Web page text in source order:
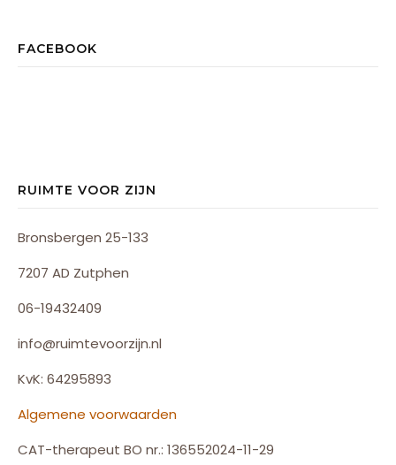
FACEBOOK
RUIMTE VOOR ZIJN
Bronsbergen 25-133
7207 AD Zutphen
06-19432409
info@ruimtevoorzijn.nl
KvK: 64295893
Algemene voorwaarden
CAT-therapeut BO nr.: 136552024-11-29